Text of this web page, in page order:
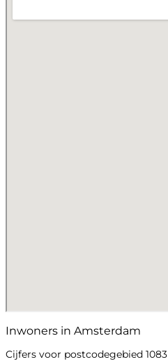
Inwoners in Amsterdam
Cijfers voor postcodegebied 1083